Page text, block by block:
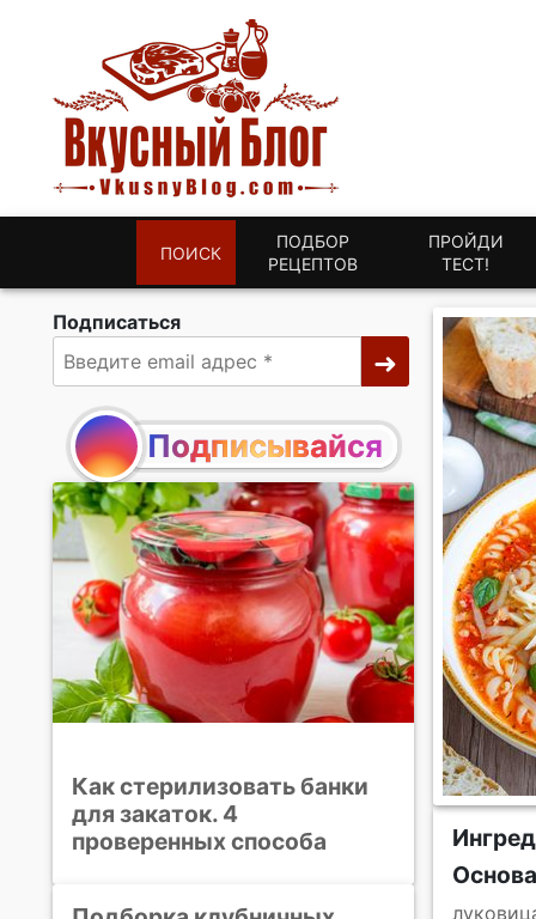
ПОИСК
ПОДБОР
РЕЦЕПТОВ
ПРОЙДИ
ТЕСТ!
Основа
Подписаться
Подписывайся
Как стерилизовать банки
для закаток. 4
проверенных способа